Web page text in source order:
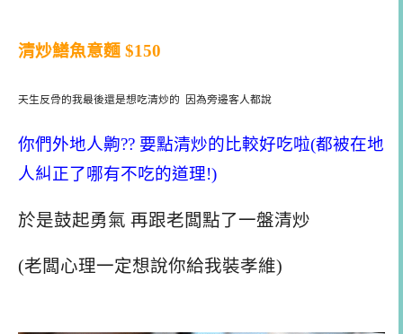
清炒鱔魚意麵 $150
天生反骨的我最後還是想吃清炒的 因為旁邊客人都說
你們外地人齁?? 要點清炒的比較好吃啦(都被在地
人糾正了哪有不吃的道理!)
於是鼓起勇氣 再跟老闆點了一盤清炒
(老闆心理一定想說你給我裝孝維)